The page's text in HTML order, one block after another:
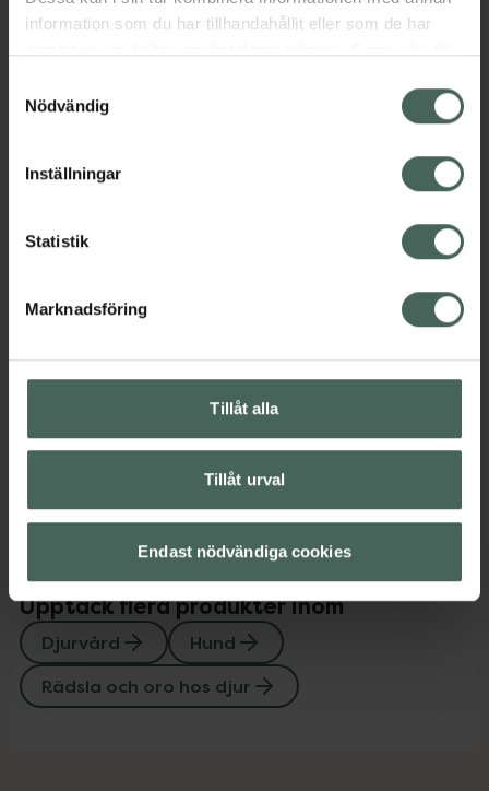
information som du har tillhandahållit eller som de har
återkalla ditt samtycke via webbplatsens
cookieinställningar. Ett återkallat samtycke påverkar inte
lagligheten av behandling som skett innan återkallelsen.
Nödvändig
Inställningar
Statistik
Marknadsföring
Tillåt alla
Tillåt urval
Endast nödvändiga cookies
börja använda den direkt.
EAN:03411112169283
Upptäck flera produkter inom
Djurvård
Hund
Rädsla och oro hos djur